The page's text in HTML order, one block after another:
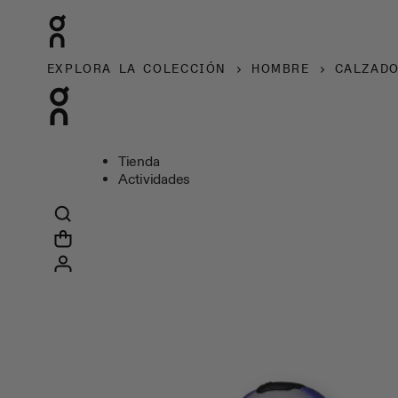
EXPLORA LA COLECCIÓN HOMBRE
Tienda
Actividades